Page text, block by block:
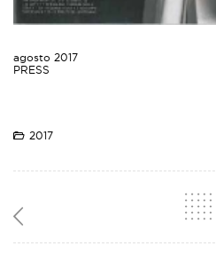
agosto 2017
PRESS
2017